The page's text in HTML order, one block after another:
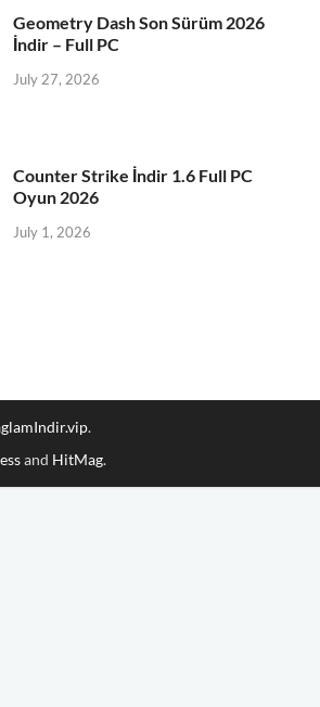
Geometry Dash Son Sürüm 2026
İndir – Full PC
July 27, 2026
Counter Strike İndir 1.6 Full PC
Oyun 2026
July 1, 2026
.
and HitMag.